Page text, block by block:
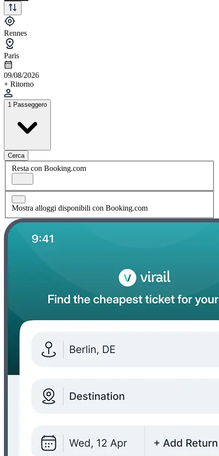
Rennes
Paris
09/08/2026
+ Ritorno
1 Passeggero
Cerca
Resta con Booking.com
Mostra alloggi disponibili con Booking.com